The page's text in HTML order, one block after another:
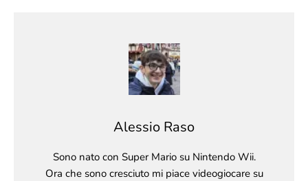
Alessio Raso
Sono nato con Super Mario su Nintendo Wii.
Ora che sono cresciuto mi piace videogiocare su